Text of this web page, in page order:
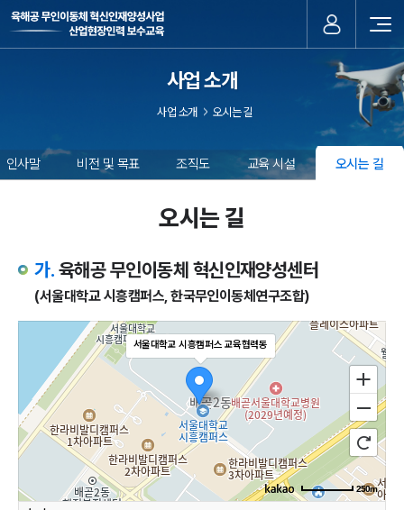
사업 소개
사업 소개 오시는 길
인사말 비전 및 목표 조직도 교육 시설 오시는 길
오시는 길
가. 육해공 무인이동체 혁신인재양성센터
(서울대학교 시흥캠퍼스, 한국무인이동체연구조합)
서울대학교 시흥캠퍼스 교육협력동
250m